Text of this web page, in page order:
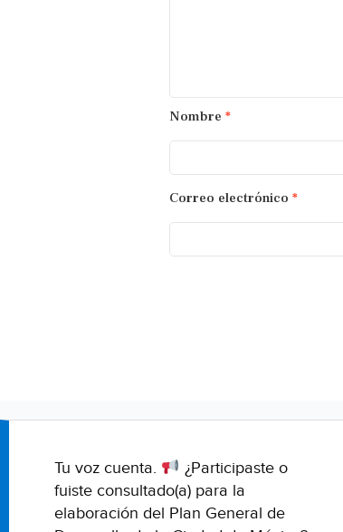
Nombre *
Correo electrónico *
Tu voz cuenta.
¿Participaste o
fuiste consultado(a) para la
elaboración del Plan General de